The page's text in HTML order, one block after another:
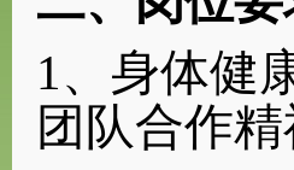
1、 身体健
团队合作精